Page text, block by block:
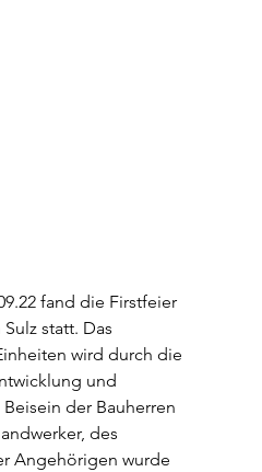
fand die Firstfeier
statt. Das
wird durch die
und
der Bauherren
des
Angehörigen wurde